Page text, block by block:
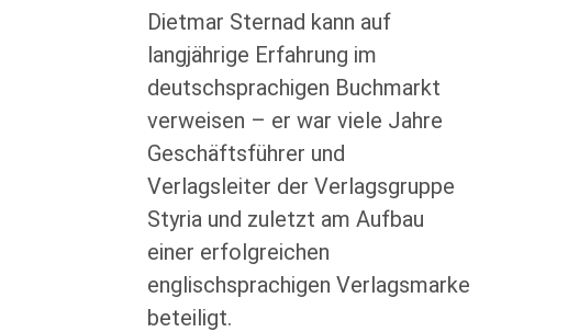
Dietmar Sternad kann auf
langjährige Erfahrung im
deutschsprachigen Buchmarkt
verweisen – er war viele Jahre
Geschäftsführer und
Verlagsleiter der Verlagsgruppe
Styria und zuletzt am Aufbau
einer erfolgreichen
englischsprachigen Verlagsmarke
beteiligt.